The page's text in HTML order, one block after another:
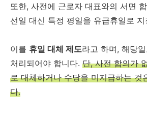
또한, 사전에 근로자 대표와의 서면
선일 대신 특정 평일을 유급휴일로
이를 휴일 대체 제도라고 하며, 해당
처리되어야 합니다. 단, 사전 합의가
로 대체하거나 수당을 미지급하는 것
다.